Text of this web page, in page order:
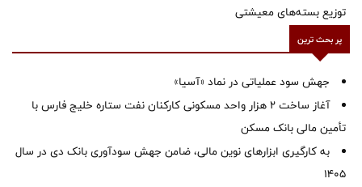
توزیع بسته‌های معیشتی
پر بحث ترین
جهش سود عملیاتی در نماد «آسیا»
آغاز ساخت ۲ هزار واحد مسکونی کارکنان نفت ستاره خلیج فارس با
تأمین مالی بانک مسکن
به کارگیری ابزارهای نوین مالی، ضامن جهش سودآوری بانک دی در سال
1405